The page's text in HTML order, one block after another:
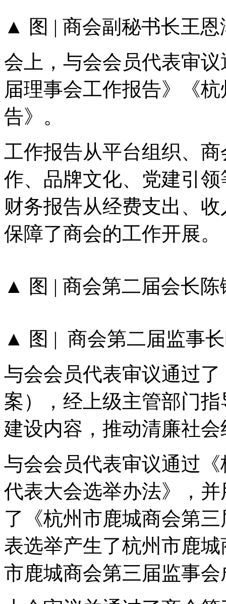
▲ 图 | 商会副秘书长王恩
会上，与会会员代表审
届理事会工作报告》《
告》。
工作报告从平台组织、
作、品牌文化、党建引
财务报告从经费支出、
保障了商会的工作开展。
▲ 图 | 商会第二届会长陈
▲ 图 | 商会第二届监事
与会会员代表审议通过
案），经上级主管部门
建设内容，推动清廉社
与会会员代表审议通过
代表大会选举办法》，
了《杭州市鹿城商会第
表选举产生了杭州市鹿
市鹿城商会第三届监事会